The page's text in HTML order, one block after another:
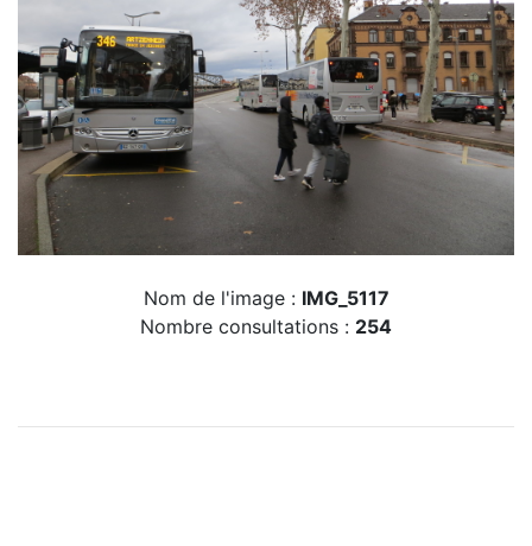
Nom de l'image : IMG_5117
Nombre consultations : 254